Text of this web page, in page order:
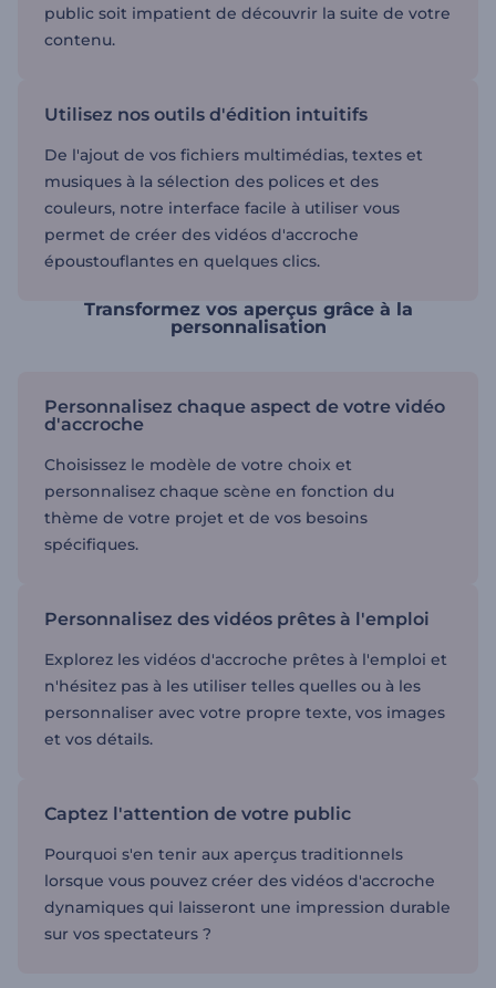
public soit impatient de découvrir la suite de votre
contenu.
Utilisez nos outils d'édition intuitifs
De l'ajout de vos fichiers multimédias, textes et
musiques à la sélection des polices et des
couleurs, notre interface facile à utiliser vous
permet de créer des vidéos d'accroche
époustouflantes en quelques clics.
Transformez vos aperçus grâce à la
personnalisation
Personnalisez chaque aspect de votre vidéo
d'accroche
Choisissez le modèle de votre choix et
personnalisez chaque scène en fonction du
thème de votre projet et de vos besoins
spécifiques.
Personnalisez des vidéos prêtes à l'emploi
Explorez les vidéos d'accroche prêtes à l'emploi et
n'hésitez pas à les utiliser telles quelles ou à les
personnaliser avec votre propre texte, vos images
et vos détails.
Captez l'attention de votre public
Pourquoi s'en tenir aux aperçus traditionnels
lorsque vous pouvez créer des vidéos d'accroche
dynamiques qui laisseront une impression durable
sur vos spectateurs ?